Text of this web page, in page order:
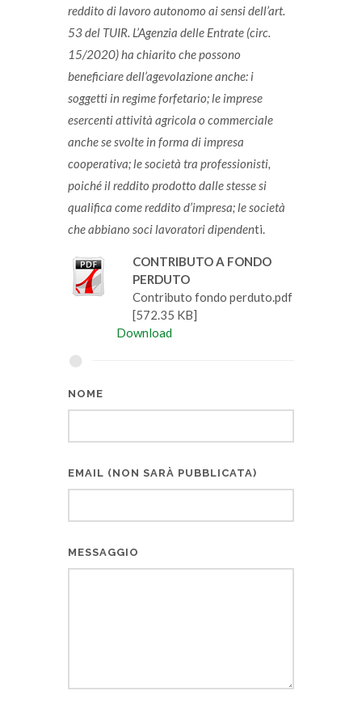
reddito di lavoro autonomo ai sensi dell’art.
53 del TUIR. L’Agenzia delle Entrate (circ.
15/2020) ha chiarito che possono
beneficiare dell’agevolazione anche: i
soggetti in regime forfetario;le imprese
esercenti attività agricola o commerciale
anche se svolte in forma di impresa
cooperativa;le società tra professionisti,
poiché il reddito prodotto dalle stesse si
qualifica come reddito d’impresa;le società
che abbiano soci lavoratori dipendenti.
CONTRIBUTO A FONDO
PERDUTO
Contributo fondo perduto.pdf
[572.35 KB]
Download
NOME
EMAIL (NON SARÀ PUBBLICATA)
MESSAGGIO